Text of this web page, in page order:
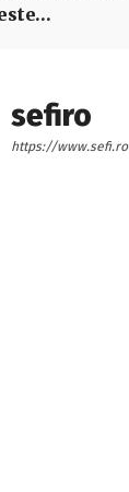
sefiro
https://www.sefi.ro